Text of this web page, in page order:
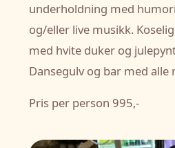
underholdning med
og/eller live musikk.
med hvite duker og
Dansegulv og bar med
Pris per person 995,-